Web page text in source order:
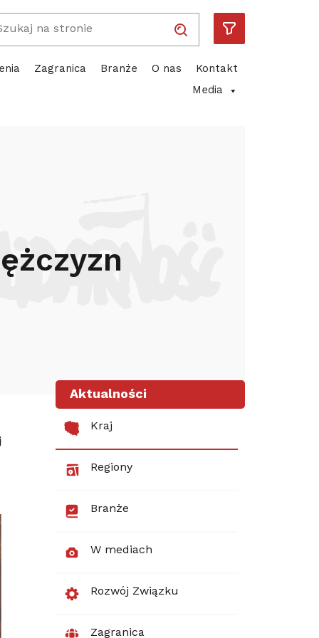
Duda
wyszukiwaną frazę
Zagranica Branże O nas
Kontakt
Media
Aktualności
Kraj
Regiony
Branże
W mediach
Rozwój Związku
Zagranica